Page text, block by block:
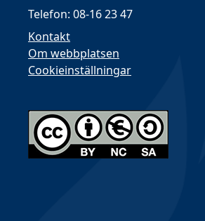
Telefon: 08-16 23 47
Kontakt
Om webbplatsen
Cookieinställningar